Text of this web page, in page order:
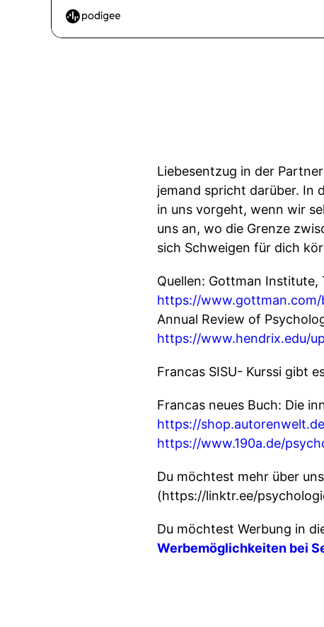
Liebesentzug in der
jemand spricht darüber. In
in uns vorgeht, wenn wir
uns an, wo die Grenze
sich Schweigen für dich
Quellen: Gottman
https://
Annual Review of
https://www.hendrix.edu/
Francas SISU- Kurssi gibt
Francas neues Buch: Die
https://
https://www.190a.de/
Du möchtest mehr über
(https://linktr.ee/
Du möchtest Werbung in
Werbemöglichkeiten bei